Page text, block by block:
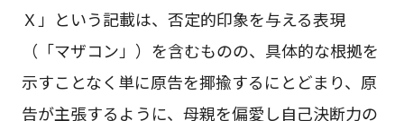
Ｘ」という記載は、否定的印象を与える表現
（「マザコン」）を含むものの、具体的な根拠を
示すことなく単に原告を揶揄するにとどまり、原
告が主張するように、母親を偏愛し自己決断力の